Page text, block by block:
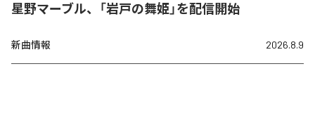
星野マーブル、「岩戸の舞姫」を配信開始
新曲情報 2026.8.9